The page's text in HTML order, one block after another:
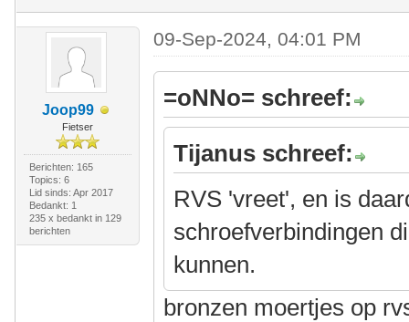
Joop99
Fietser
Berichten: 165
Topics: 6
Lid sinds: Apr 2017
Bedankt: 1
235 x bedankt in 129
berichten
09-Sep-2024, 04:01 PM
=oNNo= schreef:
Tijanus schreef:
RVS 'vreet', en is
schroefverbindingen
kunnen.
bronzen moertjes op